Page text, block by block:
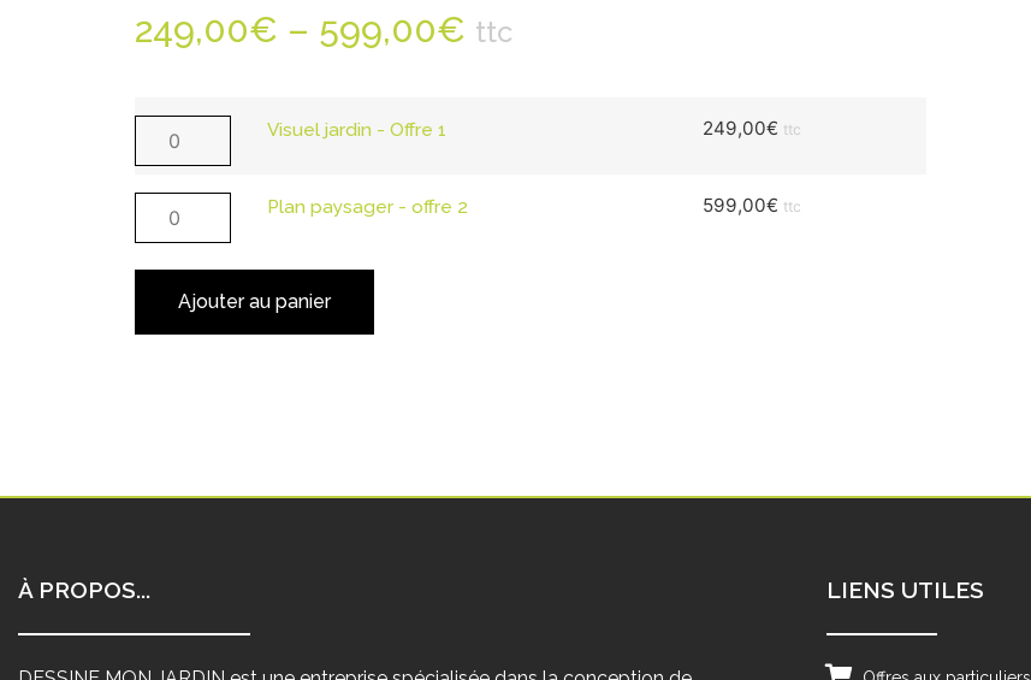
249,00€ – 599,00€ ttc
Visuel jardin - Offre 1 249,00€ ttc
Plan paysager - offre 2 599,00€ ttc
Ajouter au panier
À PROPOS... LIENS UTILES